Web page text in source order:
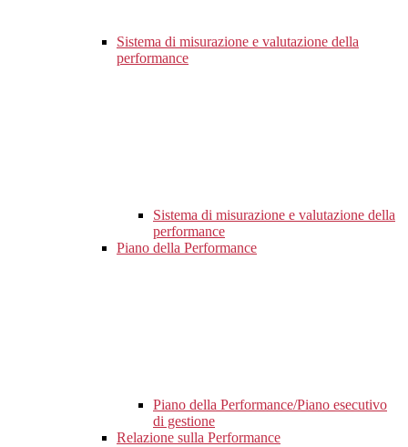
Sistema di misurazione e valutazione della
performance
Sistema di misurazione e valutazione della
performance
Piano della Performance
Piano della Performance/Piano esecutivo
di gestione
Relazione sulla Performance